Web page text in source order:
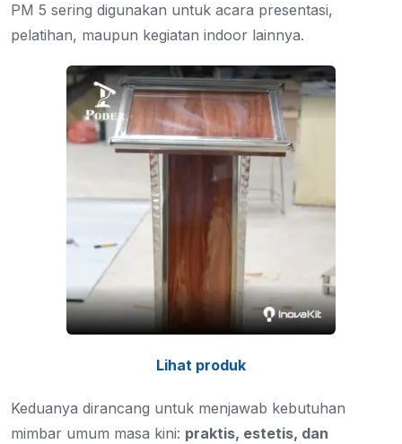
PM 5 sering digunakan untuk acara presentasi,
pelatihan, maupun kegiatan indoor lainnya.
Lihat produk
Keduanya dirancang untuk menjawab kebutuhan
mimbar umum masa kini: praktis, estetis, dan